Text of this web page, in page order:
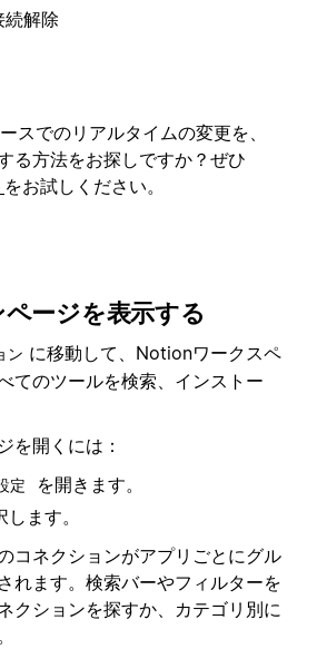
続解除
スでのリアルタイムの変更を、
る方法をお探しですか？ぜひ
をお試しください。
ージを表示する
ン に移動して、Notionワークスペ
てのツールを検索、インストー
を開くには：
定 を開きます。
します。
コネクションがアプリごとにグル
れます。検索バーやフィルターを
クションを探すか、カテゴリ別に